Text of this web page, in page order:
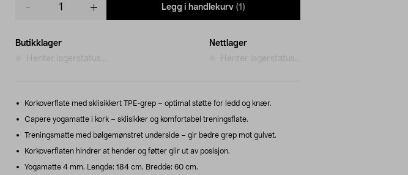
Legg i handlekurv (1)
Butikklager
Henter lagerstatus...
Nettlager
Henter lagerstatus...
Korkoverflate med sklisikkert TPE-grep – optimal støtte for ledd og knær.
Capere yogamatte i kork – sklisikker og komfortabel treningsflate.
Treningsmatte med bølgemønstret underside – gir bedre grep mot gulvet.
Korkoverflaten hindrer at hender og føtter glir ut av posisjon.
Yogamatte 4 mm. Lengde: 184 cm. Bredde: 60 cm.